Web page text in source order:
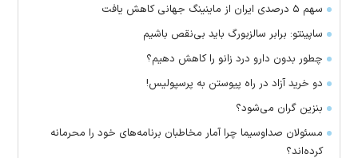
سهم ۵ درصدی ایران از ماینینگ جهانی کاهش یافت
ساپینتو: برابر سالزبورگ باید بی‌نقص باشیم
چطور بدون دارو درد زانو را کاهش دهیم؟
دو خرید آزاد در راه پیوستن به پرسپولیس!
بنزین گران می‌شود؟
مسئولان صداوسیما چرا آمار مخاطبان برنامه‌های خود را محرمانه
کرده‌اند؟